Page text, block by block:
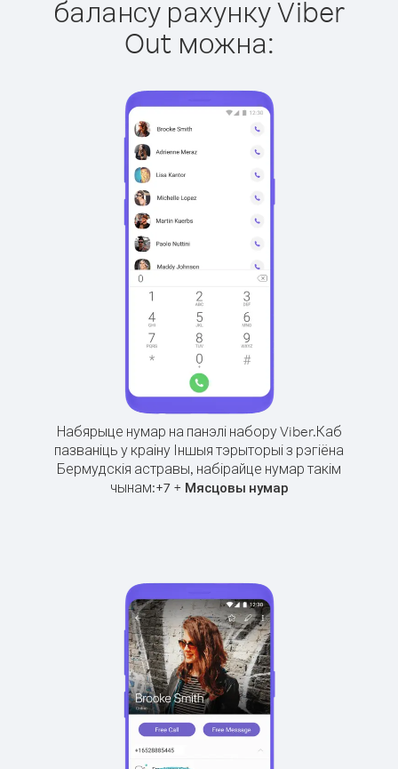
балансу рахунку Viber
Out можна:
Набярыце нумар на панэлі набору Viber.Каб
пазваніць у краіну Іншыя тэрыторыі з рэгіёна
Бермудскія астравы, набірайце нумар такім
чынам:+7+ Мясцовы нумар